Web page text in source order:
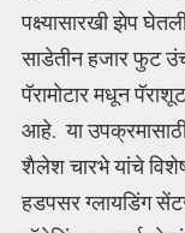
पक्ष्यासारखी झेप
साडेतीन हजार फुट
पॅरामाेटार मधून
आहे. या
शैलेश चारभे यांचे
हडपसर ग्लायडिंग